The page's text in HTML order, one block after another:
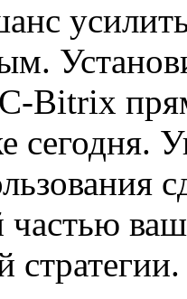
Bitrix
сегодня.
частью
стратегии.